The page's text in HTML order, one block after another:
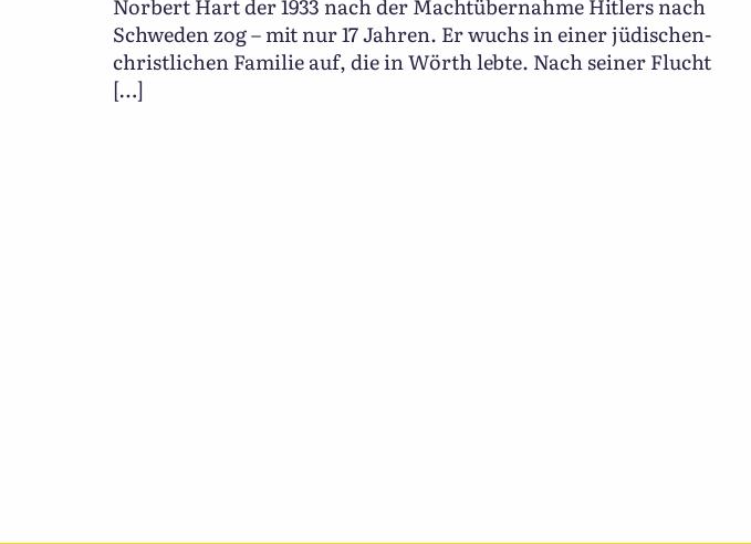
Norbert Hart der 1933 nach der Machtübernahme Hitlers nach
Schweden zog – mit nur 17 Jahren. Er wuchs in einer jüdischen-
christlichen Familie auf, die in Wörth lebte. Nach seiner Flucht
[…]